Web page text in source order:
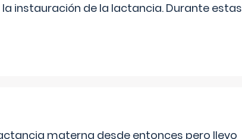
instauración de la lactancia. Durante estas
materna desde entonces pero llevo